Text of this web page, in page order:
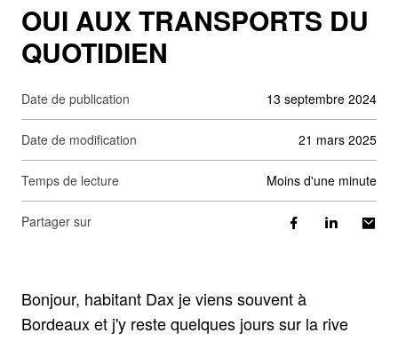
OUI AUX TRANSPORTS DU
QUOTIDIEN
Date de publication 13 septembre 2024
Date de modification 21 mars 2025
Temps de lecture moins d'une minute
Partager sur
Bonjour, habitant Dax je viens souvent à
Bordeaux et j'y reste quelques jours sur la rive